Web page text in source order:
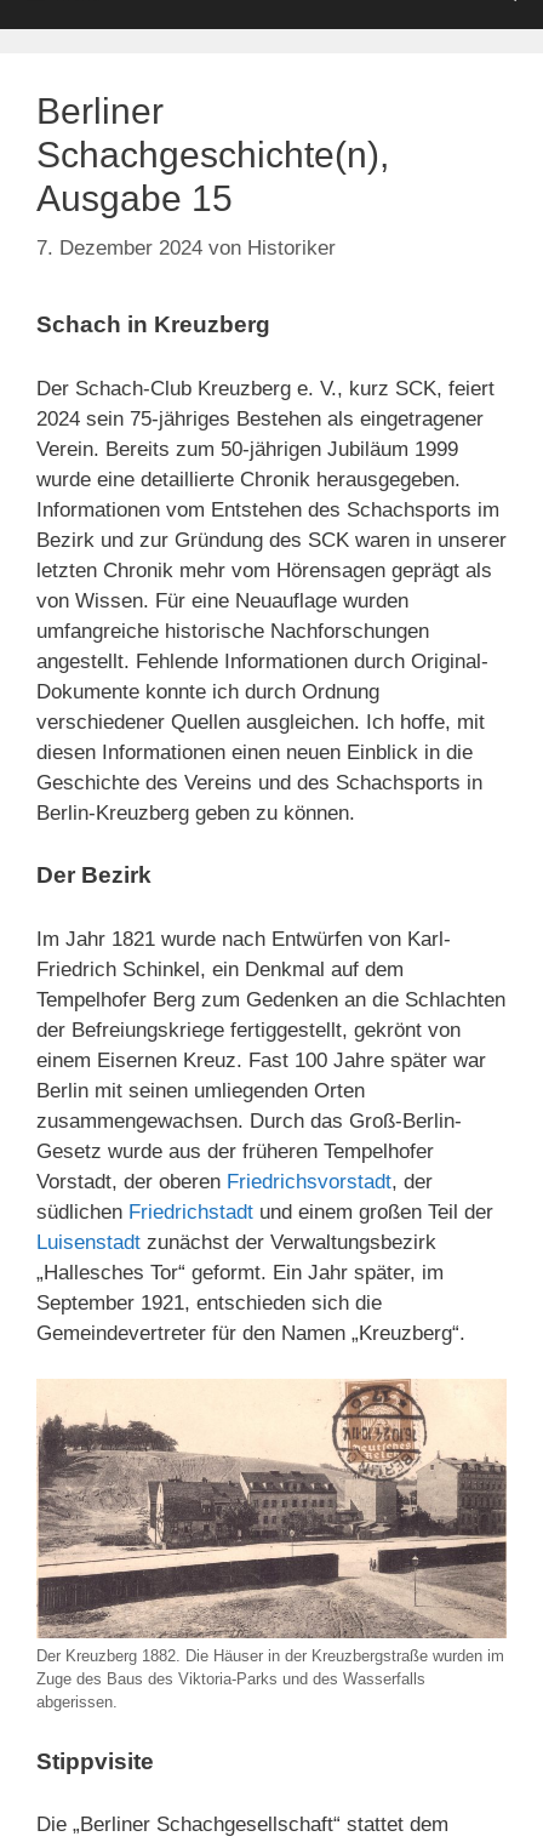
Berliner
Schachgeschichte(n),
Ausgabe 15
7. Dezember 2024 von Historiker
Schach in Kreuzberg
Der Schach-Club Kreuzberg e. V., kurz SCK, feiert
2024 sein 75-jähriges Bestehen als eingetragener
Verein. Bereits zum 50-jährigen Jubiläum 1999
wurde eine detaillierte Chronik herausgegeben.
Informationen vom Entstehen des Schachsports im
Bezirk und zur Gründung des SCK waren in unserer
letzten Chronik mehr vom Hörensagen geprägt als
von Wissen. Für eine Neuauflage wurden
umfangreiche historische Nachforschungen
angestellt. Fehlende Informationen durch Original-
Dokumente konnte ich durch Ordnung
verschiedener Quellen ausgleichen. Ich hoffe, mit
diesen Informationen einen neuen Einblick in die
Geschichte des Vereins und des Schachsports in
Berlin-Kreuzberg geben zu können.
Der Bezirk
Im Jahr 1821 wurde nach Entwürfen von Karl-
Friedrich Schinkel, ein Denkmal auf dem
Tempelhofer Berg zum Gedenken an die Schlachten
der Befreiungskriege fertiggestellt, gekrönt von
einem Eisernen Kreuz. Fast 100 Jahre später war
Berlin mit seinen umliegenden Orten
zusammengewachsen. Durch das Groß-Berlin-
Gesetz wurde aus der früheren Tempelhofer
Vorstadt, der oberen Friedrichsvorstadt, der
südlichen Friedrichstadt und einem großen Teil der
Luisenstadt zunächst der Verwaltungsbezirk
„Hallesches Tor“ geformt. Ein Jahr später, im
September 1921, entschieden sich die
Gemeindevertreter für den Namen „Kreuzberg“.
Der Kreuzberg 1882. Die Häuser in der Kreuzbergstraße wurden im
Zuge des Baus des Viktoria-Parks und des Wasserfalls
abgerissen.
Stippvisite
Die „Berliner Schachgesellschaft“ stattet dem